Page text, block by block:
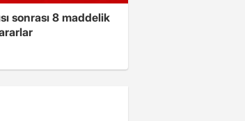
sonrası 8 maddelik